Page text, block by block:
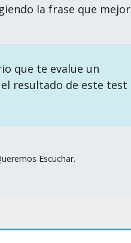
la frase que mejor
que te evalue un
resultado de este test
Escuchar.